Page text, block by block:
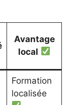
Avantage
local
Formation
localisée